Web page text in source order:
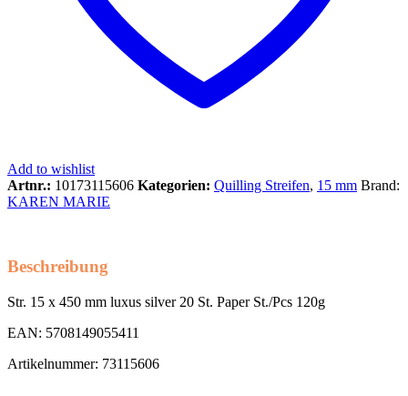
Add to wishlist
Artnr.: 10173115606 Kategorien: Quilling Streifen, 15 mm Brand:
KAREN MARIE
Beschreibung
Str. 15 x 450 mm luxus silver 20 St. Paper St./Pcs 120g
EAN: 5708149055411
Artikelnummer: 73115606